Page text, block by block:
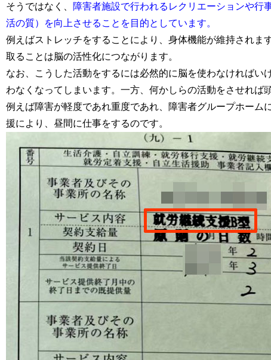
そうではなく、 障害者施設で行われるレクリエーションや行
活の質）を向上させることを目的としています。
例えばストレッチをすることにより、身体機能が維持され
取ることは脳の活性化につながります。
なお、こうした活動をするには必然的に脳を使わなければ
わなくなってしまいます。一方、何かしらの活動をさせれば
例えば障害が軽度であれ重度であれ、障害者グループホー
援により、昼間に仕事をするのです。